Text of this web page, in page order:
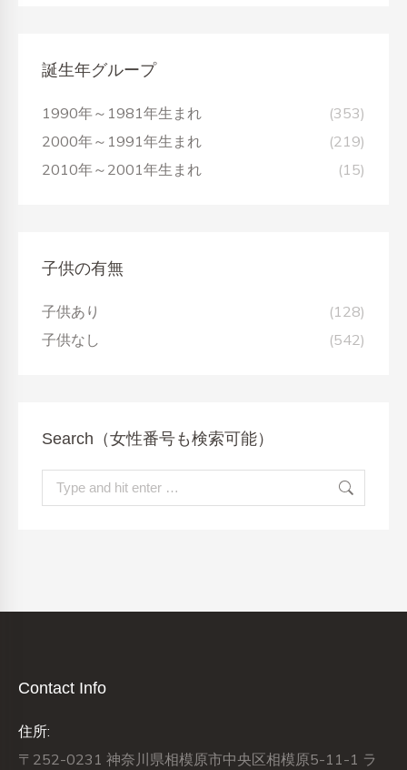
誕生年グループ
1990年～1981年生まれ
(353)
2000年～1991年生まれ
(219)
2010年～2001年生まれ
(15)
子供の有無
子供あり
(128)
子供なし
(542)
Search（女性番号も検索可能）
Search:
Contact Info
住所:
〒252-0231 神奈川県相模原市中央区相模原5-11-1 ラ